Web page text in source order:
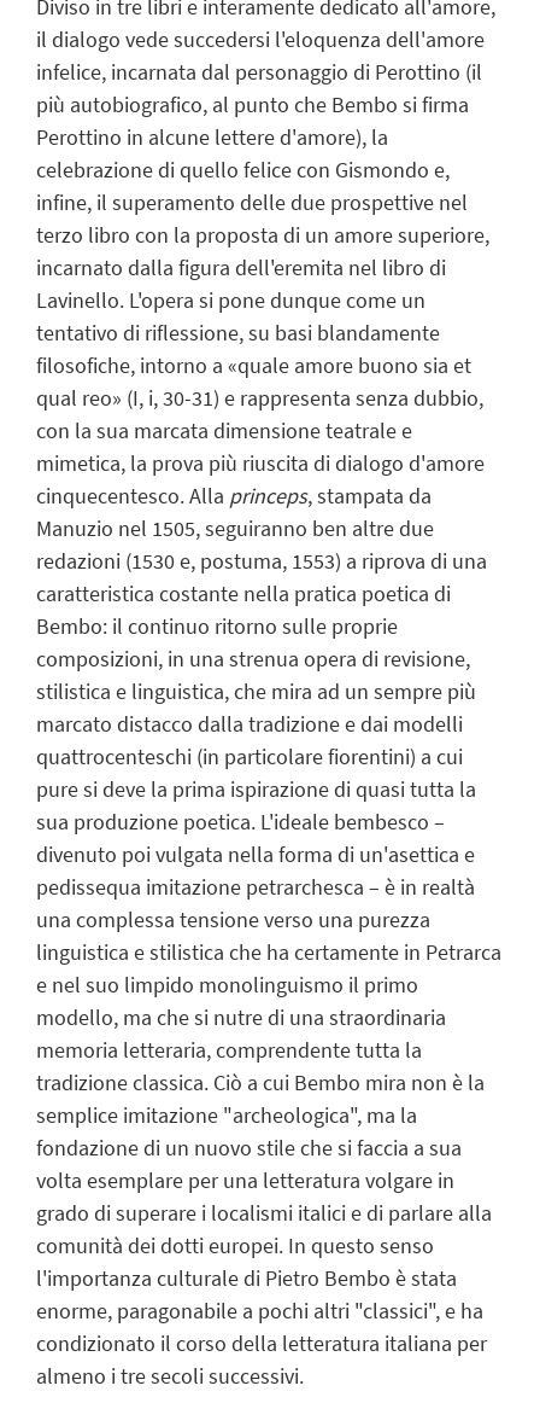
Diviso in tre libri e interamente dedicato all'amore,
il dialogo vede succedersi l'eloquenza dell'amore
infelice, incarnata dal personaggio di Perottino (il
più autobiografico, al punto che Bembo si firma
Perottino in alcune lettere d'amore), la
celebrazione di quello felice con Gismondo e,
infine, il superamento delle due prospettive nel
terzo libro con la proposta di un amore superiore,
incarnato dalla figura dell'eremita nel libro di
Lavinello. L'opera si pone dunque come un
tentativo di riflessione, su basi blandamente
filosofiche, intorno a «quale amore buono sia et
qual reo» (I, i, 30-31) e rappresenta senza dubbio,
con la sua marcata dimensione teatrale e
mimetica, la prova più riuscita di dialogo d'amore
cinquecentesco. Alla princeps, stampata da
Manuzio nel 1505, seguiranno ben altre due
redazioni (1530 e, postuma, 1553) a riprova di una
caratteristica costante nella pratica poetica di
Bembo: il continuo ritorno sulle proprie
composizioni, in una strenua opera di revisione,
stilistica e linguistica, che mira ad un sempre più
marcato distacco dalla tradizione e dai modelli
quattrocenteschi (in particolare fiorentini) a cui
pure si deve la prima ispirazione di quasi tutta la
sua produzione poetica. L'ideale bembesco –
divenuto poi vulgata nella forma di un'asettica e
pedissequa imitazione petrarchesca – è in realtà
una complessa tensione verso una purezza
linguistica e stilistica che ha certamente in Petrarca
e nel suo limpido monolinguismo il primo
modello, ma che si nutre di una straordinaria
memoria letteraria, comprendente tutta la
tradizione classica. Ciò a cui Bembo mira non è la
semplice imitazione "archeologica", ma la
fondazione di un nuovo stile che si faccia a sua
volta esemplare per una letteratura volgare in
grado di superare i localismi italici e di parlare alla
comunità dei dotti europei. In questo senso
l'importanza culturale di Pietro Bembo è stata
enorme, paragonabile a pochi altri "classici", e ha
condizionato il corso della letteratura italiana per
almeno i tre secoli successivi.